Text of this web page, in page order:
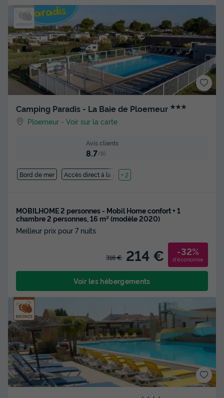
Camping Paradis - La Baie de Ploemeur ★★★
Ploemeur -Voir sur la carte
Avis clients
8.7/10
Bord de mer Accès direct à la plage
+ 2
MOBILHOME 2 personnes - Mobil Home confort + 1
chambre 2 personnes, 16 m² (modèle 2020)
Meilleur prix pour 7 nuits
316 € 214 € -32%
d'économie
Voir les hébergements